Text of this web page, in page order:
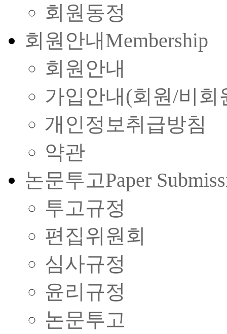
회원동정
회원안내Membership
회원안내
가입안내(회원/비회
개인정보취급방침
약관
논문투고Paper
투고규정
편집위원회
심사규정
윤리규정
논문투고